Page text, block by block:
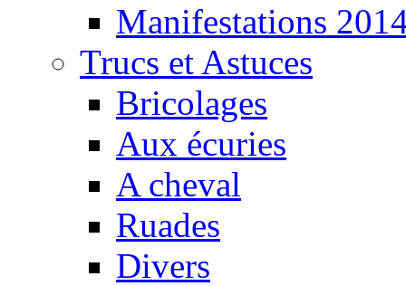
Manifestations
Trucs et Astuces
Bricolages
Aux écuries
A cheval
Ruades
Divers